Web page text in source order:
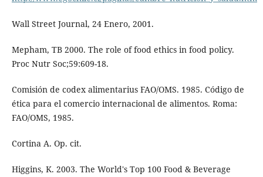
Wall Street Journal, 24 Enero, 2001.
Mepham, TB 2000. The role of food ethics in food policy.
Proc Nutr Soc;59:609-18.
Comisión de codex alimentarius FAO/OMS. 1985. Código de
ética para el comercio internacional de alimentos. Roma:
FAO/OMS, 1985.
Cortina A. Op. cit.
Higgins, K. 2003. The World's Top 100 Food & Beverage